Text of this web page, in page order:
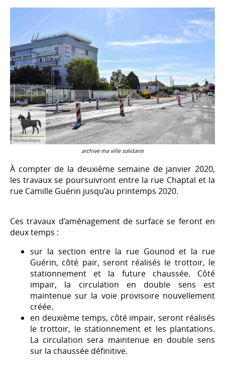
archive ma ville solidaire
À compter de la deuxième semaine de janvier 2020,
les travaux se poursuivront entre la rue Chaptal et la
rue Camille Guérin jusqu’au printemps 2020.
Ces travaux d’aménagement de surface se feront en
deux temps :
sur la section entre la rue Gounod et la rue
Guérin, côté pair, seront réalisés le trottoir, le
stationnement et la future chaussée. Côté
impair, la circulation en double sens est
maintenue sur la voie provisoire nouvellement
créée.
en deuxième temps, côté impair, seront réalisés
le trottoir, le stationnement et les plantations.
La circulation sera maintenue en double sens
sur la chaussée définitive.